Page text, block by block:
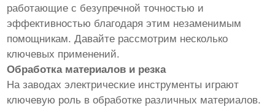
работающие с безупречной точностью и
эффективностью благодаря этим незаменимым
помощникам. Давайте рассмотрим несколько
ключевых применений.
Обработка материалов и резка
На заводах электрические инструменты играют
ключевую роль в обработке различных материалов.